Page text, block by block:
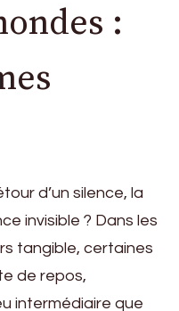
:
d’un silence, la
invisible ? Dans les
tangible, certaines
de repos,
intermédiaire que